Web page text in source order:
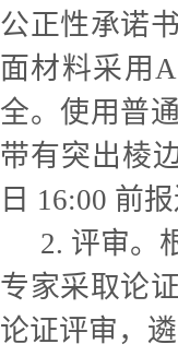
公正性承诺
面材料采用
全。使用普
带有突出棱
日 16:00 前
2. 评审。
专家采取论
论证评审，